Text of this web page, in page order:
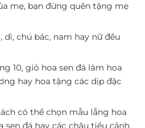
mẹ, bạn đừng quên tặng mẹ
dì, chú bác, nam hay nữ đều
10, giỏ hoa sen đá làm hoa
hay hoa tặng các dịp đặc
có thể chọn mẫu lẵng hoa
sen đá hay các chậu tiểu cảnh